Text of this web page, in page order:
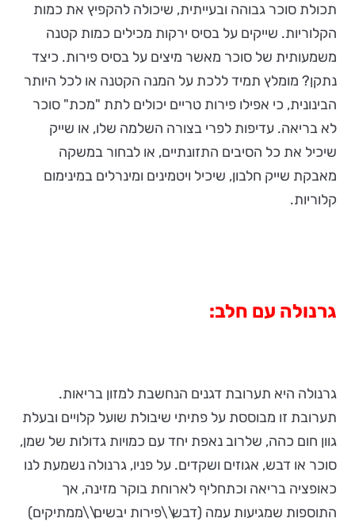
תכולת סוכר גבוהה ובעייתית, שיכולה להקפיץ את כמות
הקלוריות. שייקים על בסיס ירקות מכילים כמות קטנה
משמעותית של סוכר מאשר מיצים על בסיס פירות. כיצד
נתקן? מומלץ תמיד ללכת על המנה הקטנה או לכל היותר
הבינונית, כי אפילו פירות טריים יכולים לתת "מכת" סוכר
לא בריאה. עדיפות לפרי בצורה השלמה שלו, או שייק
שיכיל את כל הסיבים התזונתיים, או לבחור במשקה
מאבקת שייק חלבון, שיכיל ויטמינים ומינרלים במינימום
קלוריות.
גרנולה עם חלב:
גרנולה היא תערובת דגנים הנחשבת למזון בריאות.
תערובת זו מבוססת על פתיתי שיבולת שועל קלויים ובעלת
גוון חום כהה, שלרוב נאפת יחד עם כמויות גדולות של שמן,
סוכר או דבש, אגוזים ושקדים. על פניו, גרנולה נשמעת לנו
כאופציה בריאה וכתחליף לארוחת בוקר מזינה, אך
התוספות שמגיעות עמה (דבש\\פירות יבשים\\ממתיקים)